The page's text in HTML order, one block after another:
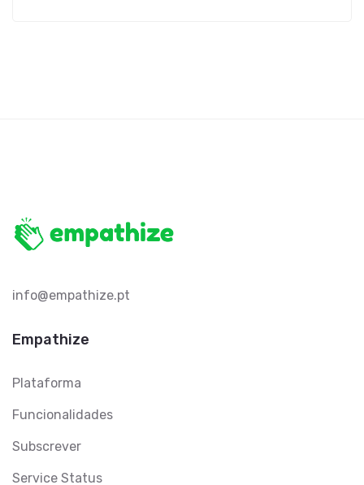
info@empathize.pt
Empathize
Plataforma
Funcionalidades
Subscrever
Service Status